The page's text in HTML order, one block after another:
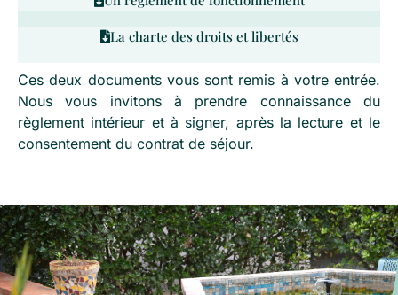
La charte des droits et libertés
Ces deux documents vous sont remis à votre entrée.
Nous vous invitons à prendre connaissance du
règlement intérieur et à signer, après la lecture et le
consentement du contrat de séjour.